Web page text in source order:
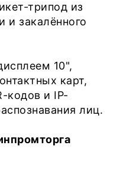
трипод из
закалённого
10",
карт,
кодов и IP-
лиц.